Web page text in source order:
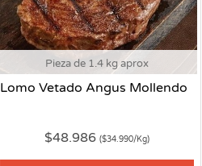
Pieza de 1.4 kg aprox
Lomo Vetado Angus Mollendo
$48.986 ($34.990/Kg)